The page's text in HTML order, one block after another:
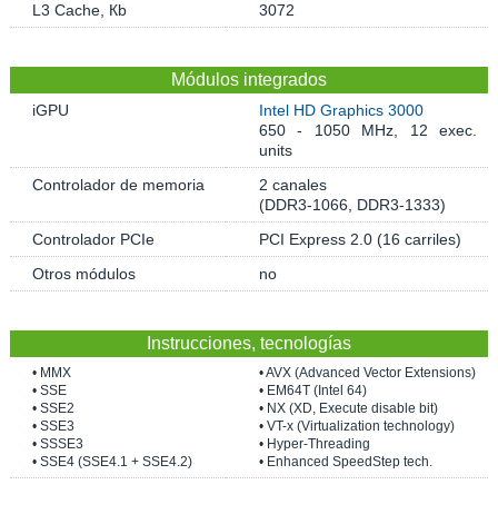
L3 Cache, Кb
3072
Módulos integrados
iGPU
Intel HD Graphics 3000
650 - 1050 MHz, 12 exec.
units
Controlador de memoria
2 canales
(DDR3-1066, DDR3-1333)
Controlador PCIe
PCI Express 2.0 (16 carriles)
Otros módulos
no
Instrucciones, tecnologías
• MMX
• SSE
• SSE2
• SSE3
• SSSE3
• SSE4 (SSE4.1 + SSE4.2)
• AVX (Advanced Vector Extensions)
• EM64T (Intel 64)
• NX (XD, Execute disable bit)
• VT-x (Virtualization technology)
• Hyper-Threading
• Enhanced SpeedStep tech.